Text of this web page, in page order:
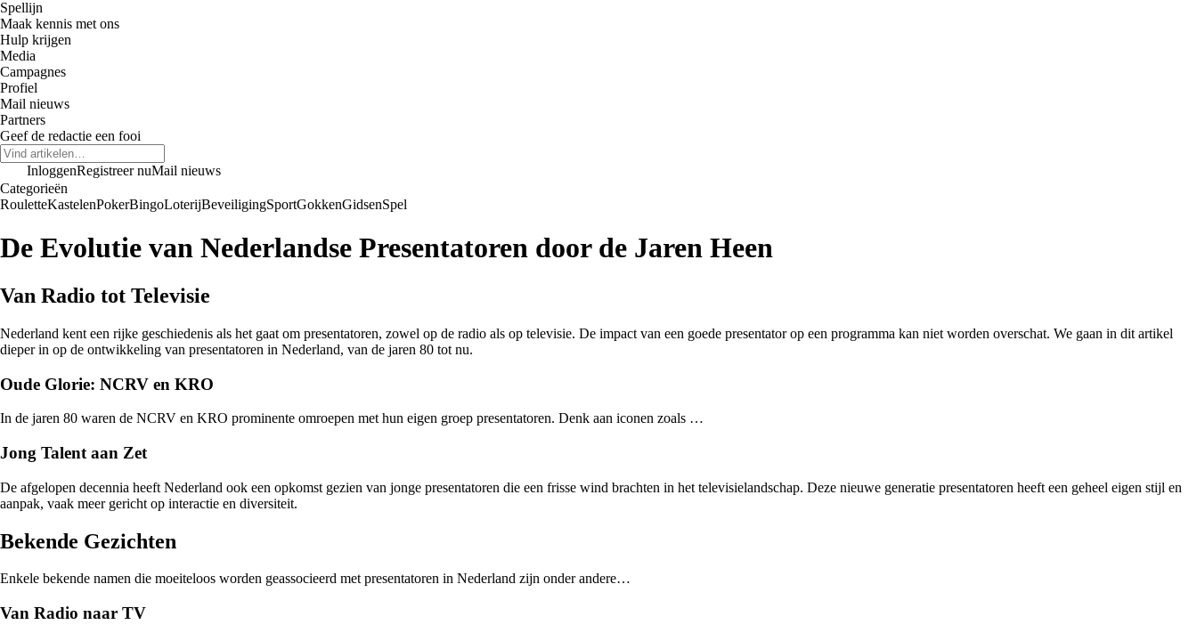
Spellijn
Maak kennis met ons
Hulp krijgen
Media
Campagnes
Profiel
Mail nieuws
Partners
Geef de redactie een fooi
InloggenRegistreer nuMail nieuws
Categorieën
RouletteKastelenPokerBingoLoterijBeveiligingSportGokkenGidsenSpel
De Evolutie van Nederlandse Presentatoren door de Jaren Heen
Van Radio tot Televisie
Nederland kent een rijke geschiedenis als het gaat om presentatoren, zowel op de radio als op televisie. De impact van een goede presentator op een programma kan niet worden overschat. We gaan in dit artikel
dieper in op de ontwikkeling van presentatoren in Nederland, van de jaren 80 tot nu.
Oude Glorie: NCRV en KRO
In de jaren 80 waren de NCRV en KRO prominente omroepen met hun eigen groep presentatoren. Denk aan iconen zoals …
Jong Talent aan Zet
De afgelopen decennia heeft Nederland ook een opkomst gezien van jonge presentatoren die een frisse wind brachten in het televisielandschap. Deze nieuwe generatie presentatoren heeft een geheel eigen stijl en
aanpak, vaak meer gericht op interactie en diversiteit.
Bekende Gezichten
Enkele bekende namen die moeiteloos worden geassocieerd met presentatoren in Nederland zijn onder andere…
Van Radio naar TV